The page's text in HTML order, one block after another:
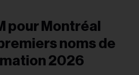
pour Montréal
noms de
2026